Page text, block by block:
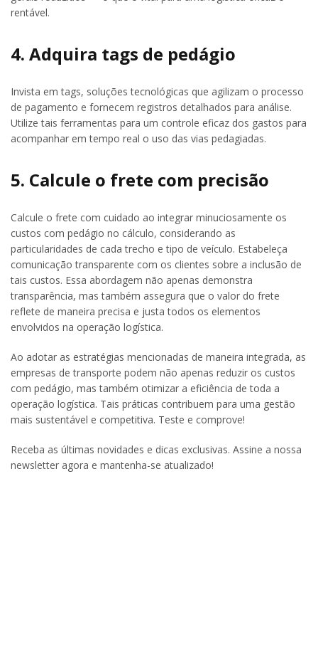
rentável.
4. Adquira tags de pedágio
Invista em tags, soluções tecnológicas que agilizam o processo
de pagamento e fornecem registros detalhados para análise.
Utilize tais ferramentas para um controle eficaz dos gastos para
acompanhar em tempo real o uso das vias pedagiadas.
5. Calcule o frete com precisão
Calcule o frete com cuidado ao integrar minuciosamente os
custos com pedágio no cálculo, considerando as
particularidades de cada trecho e tipo de veículo. Estabeleça
comunicação transparente com os clientes sobre a inclusão de
tais custos. Essa abordagem não apenas demonstra
transparência, mas também assegura que o valor do frete
reflete de maneira precisa e justa todos os elementos
envolvidos na operação logística.
Ao adotar as estratégias mencionadas de maneira integrada, as
empresas de transporte podem não apenas reduzir os custos
com pedágio, mas também otimizar a eficiência de toda a
operação logística. Tais práticas contribuem para uma gestão
mais sustentável e competitiva. Teste e comprove!
Receba as últimas novidades e dicas exclusivas. Assine a nossa
newsletter agora e mantenha-se atualizado!